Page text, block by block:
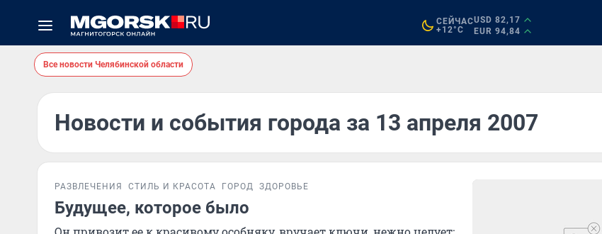
СЕЙЧАС
+12°C
USD 82,17
EUR 94,84
Все новости Челябинской области
Новости и события города за 13 апреля 2007
РАЗВЛЕЧЕНИЯ СТИЛЬ И КРАСОТА ГОРОД ЗДОРОВЬЕ
Будущее, которое было